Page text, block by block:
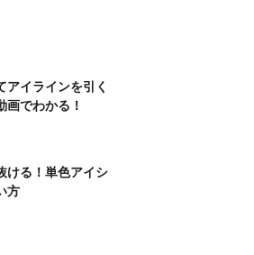
アイラインを引く
でわかる！
ける！単色アイシ
方